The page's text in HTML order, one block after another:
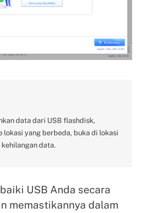
data dari USB flashdisk,
lokasi yang berbeda, buka di lokasi
data.
USB Anda secara
memastikannya dalam